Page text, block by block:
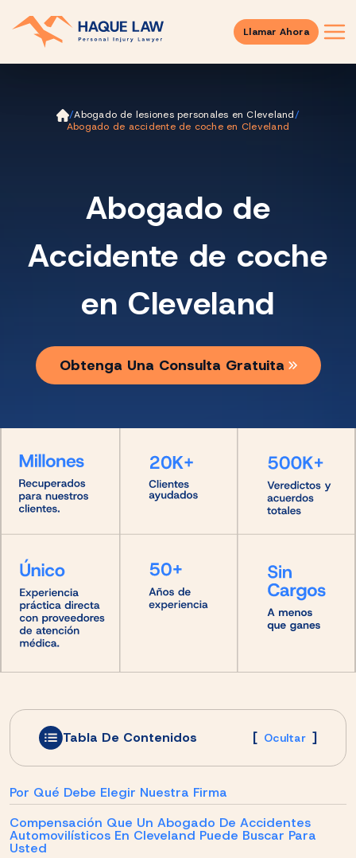
Llamar Ahora
Ini
ci
/Abogado de lesiones personales en Cleveland/
Abogado de accidente de coche en Cleveland
Abogado de
Accidente de coche
en Cleveland
Obtenga Una Consulta Gratuita
Tabla De Contenidos [ Ocultar ]
Por Qué Debe Elegir Nuestra Firma
Compensación Que Un Abogado De Accidentes
Automovilísticos En Cleveland Puede Buscar Para
Usted